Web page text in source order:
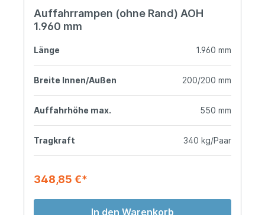
Auffahrrampen (ohne Rand) AOH
1.960 mm
Länge 1.960 mm
Breite Innen/Außen 200/200 mm
Auffahrhöhe max. 550 mm
Tragkraft 340 kg/Paar
348,85 €*
In den Warenkorb